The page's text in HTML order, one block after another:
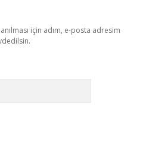
için adım, e-posta adresim